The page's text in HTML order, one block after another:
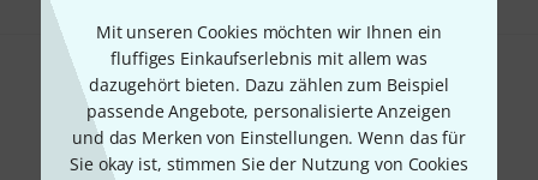
Mit unseren Cookies möchten wir Ihnen ein
fluffiges Einkaufserlebnis mit allem was
dazugehört bieten. Dazu zählen zum Beispiel
passende Angebote, personalisierte Anzeigen
und das Merken von Einstellungen. Wenn das für
Sie okay ist, stimmen Sie der Nutzung von Cookies